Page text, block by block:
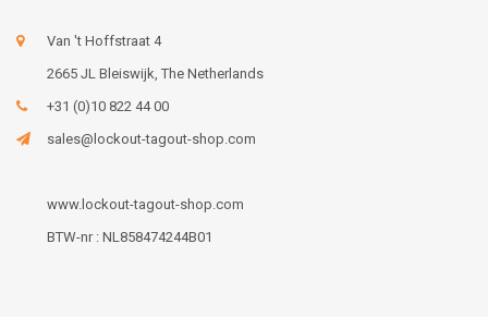
Van 't Hoffstraat 4
2665 JL Bleiswijk, The Netherlands
+31 (0)10 822 44 00
sales@lockout-tagout-shop.com
www.lockout-tagout-shop.com
BTW-nr : NL858474244B01